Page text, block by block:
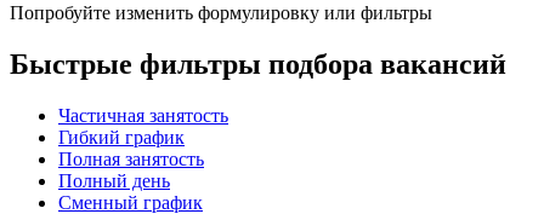
Попробуйте изменить формулировку или фильтры
Быстрые фильтры подбора вакансий
Частичная занятость
Гибкий график
Полная занятость
Полный день
Сменный график